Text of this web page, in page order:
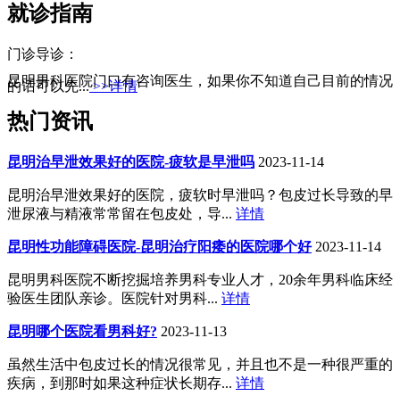
就诊指南
门诊导诊：
昆明男科医院门口有咨询医生，如果你不知道自己目前的情况
的话可以先...>>详情
热门资讯
昆明治早泄效果好的医院-疲软是早泄吗 2023-11-14
昆明治早泄效果好的医院，疲软时早泄吗？包皮过长导致的早
泄尿液与精液常常留在包皮处，导... 详情
昆明性功能障碍医院-昆明治疗阳痿的医院哪个好 2023-11-14
昆明男科医院不断挖掘培养男科专业人才，20余年男科临床经
验医生团队亲诊。医院针对男科... 详情
昆明哪个医院看男科好? 2023-11-13
虽然生活中包皮过长的情况很常见，并且也不是一种很严重的
疾病，到那时如果这种症状长期存... 详情